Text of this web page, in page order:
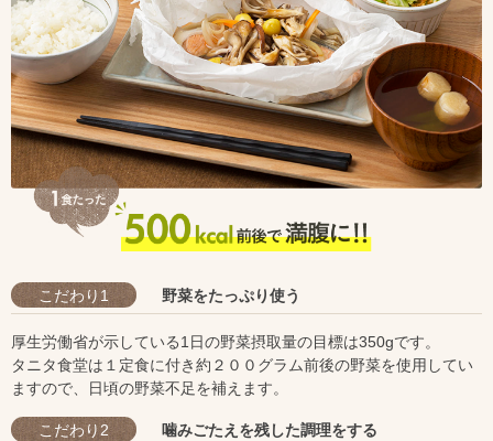
こだわり 1 野菜をたっぷり使う
厚生労働省が示している1日の野菜摂取量の目標は350gです。
タニタ食堂は１定食に付き約２００グラム前後の野菜を使用してい
ますので、日頃の野菜不足を補えます。
こだわり 2 噛みごたえを残した調理をする